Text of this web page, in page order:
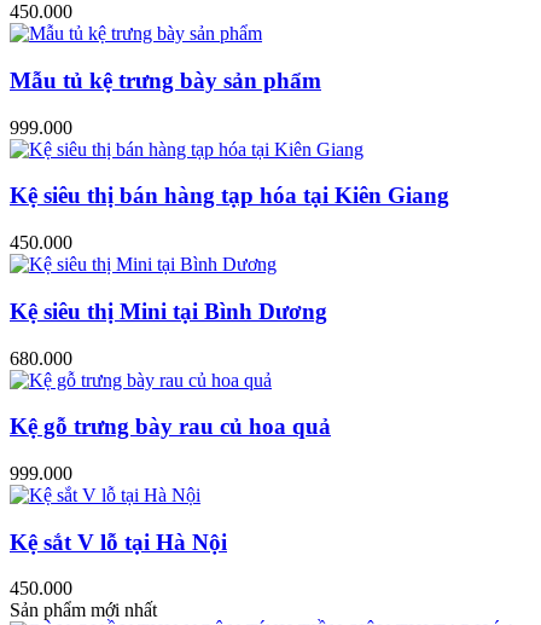
450.000
Mẫu tủ kệ trưng bày sản phẩm
999.000
Kệ siêu thị bán hàng tạp hóa tại Kiên Giang
450.000
Kệ siêu thị Mini tại Bình Dương
680.000
Kệ gỗ trưng bày rau củ hoa quả
999.000
Kệ sắt V lỗ tại Hà Nội
450.000
Sản phẩm mới nhất